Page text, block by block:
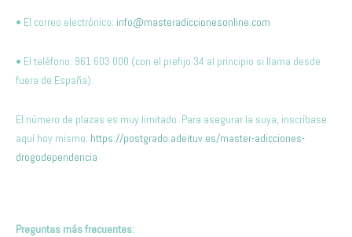
• El correo electrónico: info@masteradiccionesonline.com
• El teléfono: 961 603 000 (con el prefijo 34 al principio si llama desde
fuera de España).
El número de plazas es muy limitado. Para asegurar la suya, inscríbase
aquí hoy mismo: https://postgrado.adeituv.es/master-adicciones-
drogodependencia
Preguntas más frecuentes: